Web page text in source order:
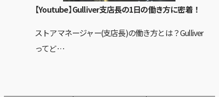
【Youtube】Gulliver支店長の1日の働き方に密着！
ストアマネージャー(支店長)の働き方とは？Gulliver
ってど…